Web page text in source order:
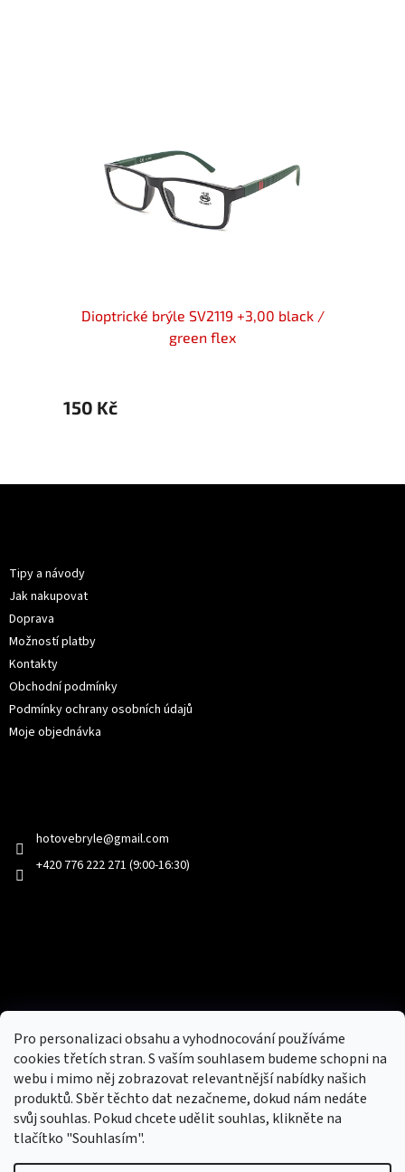
Pro personalizaci obsahu a vyhodnocování používáme
cookies třetích stran. S vaším souhlasem budeme schopni na
webu i mimo něj zobrazovat relevantnější nabídky našich
produktů. Sběr těchto dat nezačneme, dokud nám nedáte
svůj souhlas. Pokud chcete udělit souhlas, klikněte na
tlačítko "Souhlasím".
Dioptrické brýle SV2119 +3,00 black /
green flex
150 Kč
Tipy a návody
Jak nakupovat
Doprava
Možností platby
Kontakty
Obchodní podmínky
Podmínky ochrany osobních údajů
Moje objednávka
hotovebryle@gmail.com
+420 776 222 271 (9:00-16:30)
Nový obchod s batohy, cestovními zavazadly, tašky a peněženky